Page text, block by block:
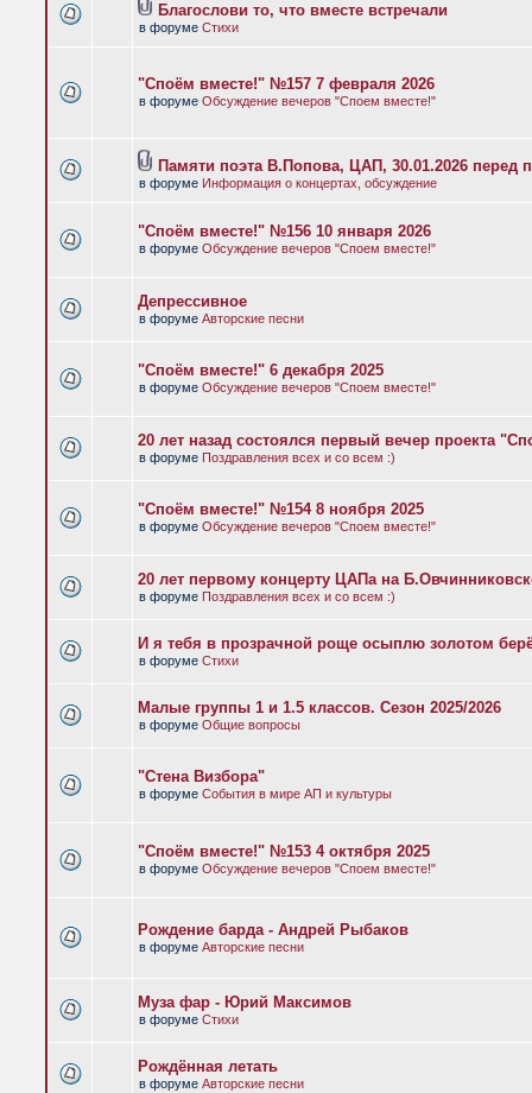
Благослови то, что вместе встречали
в форуме Стихи
"Споём вместе!" №157 7 февраля 2026
в форуме Обсуждение вечеров "Споем вместе!"
Памяти поэта В.Попова, ЦАП, 30.01.2026 перед
в форуме Информация о концертах, обсуждение
"Споём вместе!" №156 10 января 2026
в форуме Обсуждение вечеров "Споем вместе!"
Депрессивное
в форуме Авторские песни
"Споём вместе!" 6 декабря 2025
в форуме Обсуждение вечеров "Споем вместе!"
20 лет назад состоялся первый вечер проекта
в форуме Поздравления всех и со всем :)
"Споём вместе!" №154 8 ноября 2025
в форуме Обсуждение вечеров "Споем вместе!"
20 лет первому концерту ЦАПа на
в форуме Поздравления всех и со всем :)
И я тебя в прозрачной роще осыплю золотом
в форуме Стихи
Малые группы 1 и 1.5 классов. Сезон 2025/2026
в форуме Общие вопросы
"Стена Визбора"
в форуме События в мире АП и культуры
"Споём вместе!" №153 4 октября 2025
в форуме Обсуждение вечеров "Споем вместе!"
Рождение барда - Андрей Рыбаков
в форуме Авторские песни
Муза фар - Юрий Максимов
в форуме Стихи
Рождённая летать
в форуме Авторские песни